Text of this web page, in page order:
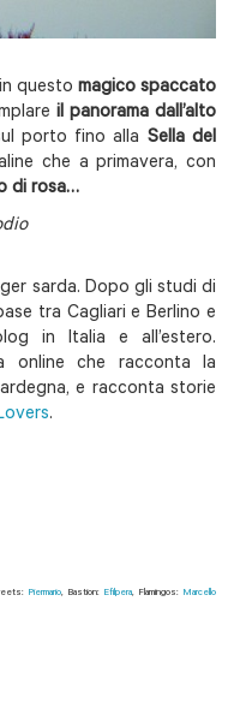
questo magico spaccato
il panorama dall’alto
porto fino alla Sella del
che a primavera, con
di rosa…
sarda. Dopo gli studi di
tra Cagliari e Berlino e
in Italia e all’estero.
online che racconta la
e racconta storie
.
Piermario, Bastion: Efilpera, Flamingos: Marcello